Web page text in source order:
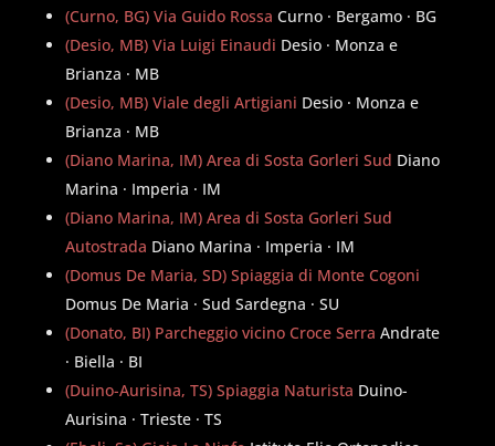
(Curno, BG) Via Guido Rossa Curno · Bergamo · BG
(Desio, MB) Via Luigi Einaudi Desio · Monza e
Brianza · MB
(Desio, MB) Viale degli Artigiani Desio · Monza e
Brianza · MB
(Diano Marina, IM) Area di Sosta Gorleri Sud Diano
Marina · Imperia · IM
(Diano Marina, IM) Area di Sosta Gorleri Sud
Autostrada Diano Marina · Imperia · IM
(Domus De Maria, SD) Spiaggia di Monte Cogoni
Domus De Maria · Sud Sardegna · SU
(Donato, BI) Parcheggio vicino Croce Serra Andrate
· Biella · BI
(Duino-Aurisina, TS) Spiaggia Naturista Duino-
Aurisina · Trieste · TS